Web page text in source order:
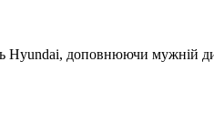
Hyundai, доповнюючи мужній